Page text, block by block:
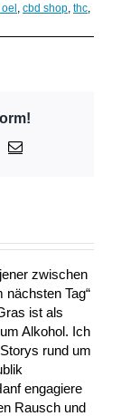
, cbd shop, thc,
E-
zwischen
Tag“
ist als
Alkohol. Ich
rund um
engagiere
Rausch und